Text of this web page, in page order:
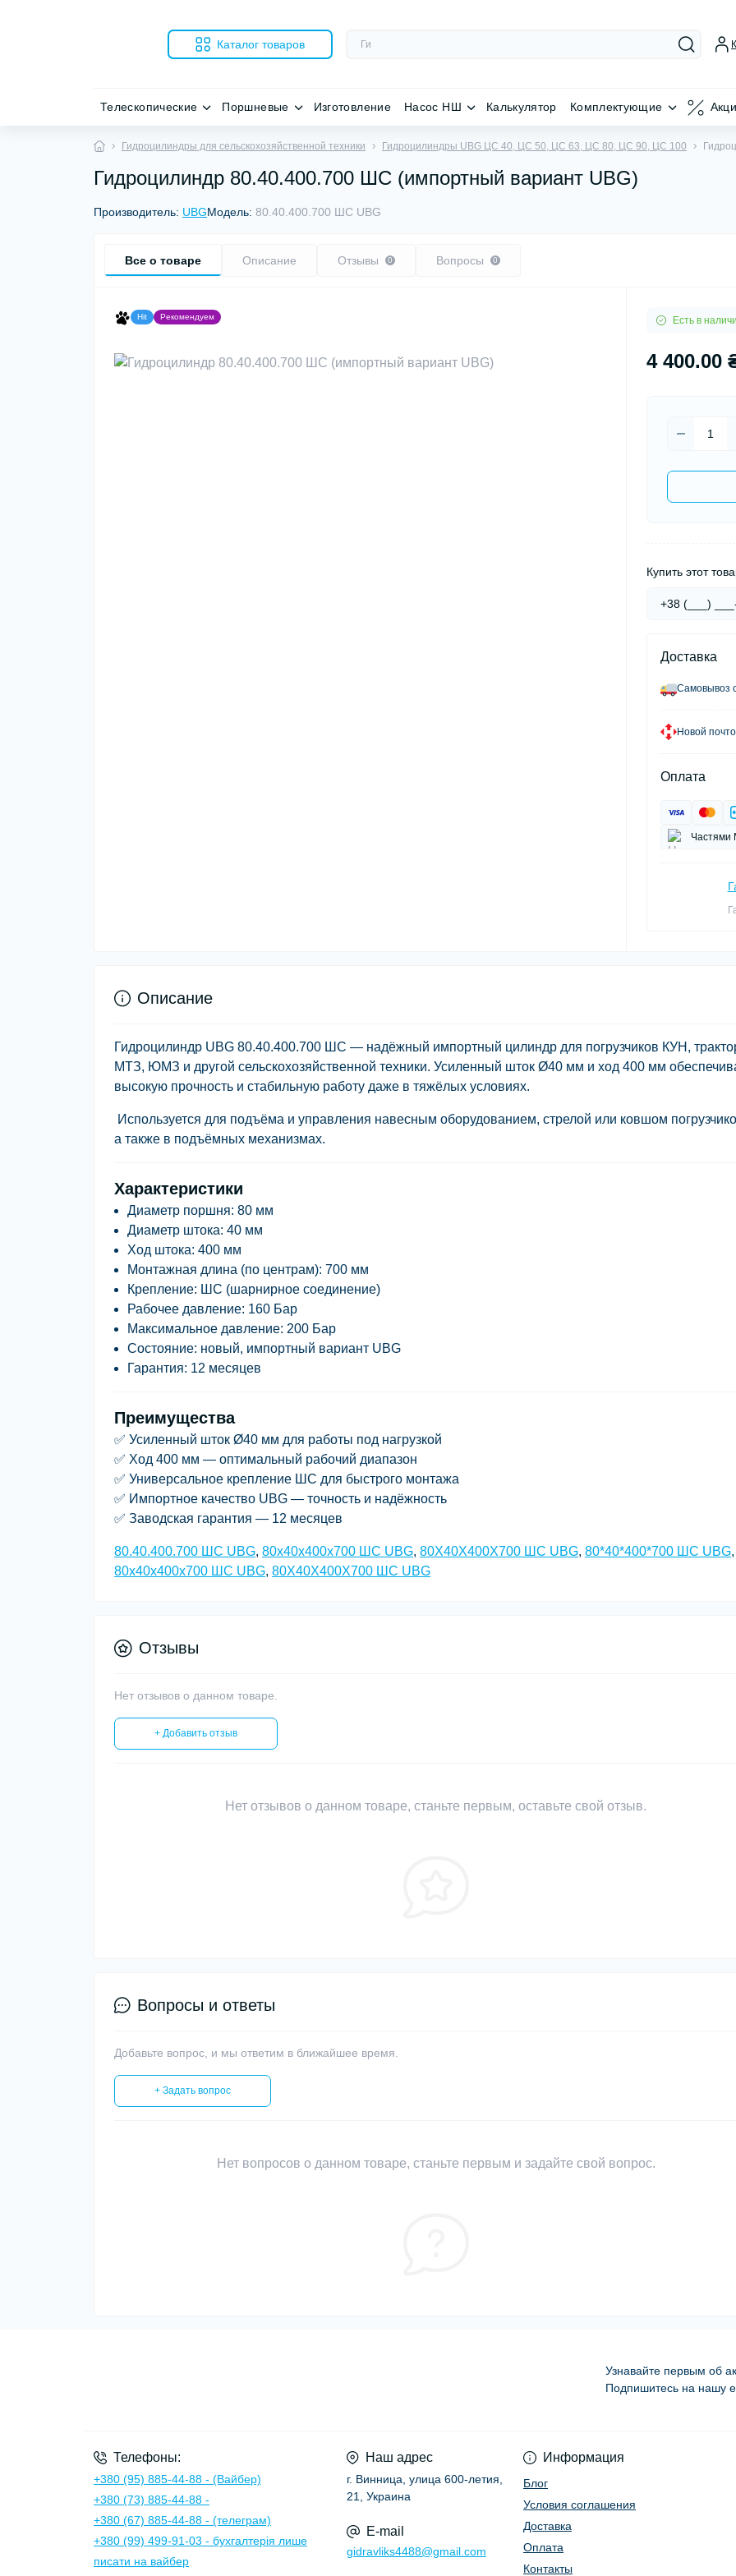
Каталог товаров
Телескопические Поршневые Изготовление Насос НШ Калькулятор Комплектующие
Гидроцилиндры для сельскохозяйственной техники Гидроцилиндры UBG ЦС 40, ЦС 50, ЦС 63, ЦС 80, ЦС 90, ЦС 100
Гидроцилиндр 80.40.400.700 ШС (импортный вариант UBG)
Производитель: UBGМодель: 80.40.400.700 ШС UBG
Все о товаре Описание Отзывы 0 Вопросы 0
Hit Рекомендуем Есть в
4 400.00
Купить этот
Доставка
Самовывоз
Новой
Оплата
Частями
Описание
Гидроцилиндр UBG 80.40.400.700 ШС — надёжный импортный цилиндр для погрузчиков КУН,
МТЗ, ЮМЗ и другой сельскохозяйственной техники. Усиленный шток Ø40 мм и ход 400 мм
высокую прочность и стабильную работу даже в тяжёлых условиях.
Используется для подъёма и управления навесным оборудованием, стрелой или ковшом
а также в подъёмных механизмах.
Характеристики
Диаметр поршня: 80 мм
Диаметр штока: 40 мм
Ход штока: 400 мм
Монтажная длина (по центрам): 700 мм
Крепление: ШС (шарнирное соединение)
Рабочее давление: 160 Бар
Максимальное давление: 200 Бар
Состояние: новый, импортный вариант UBG
Гарантия: 12 месяцев
Преимущества
✅ Усиленный шток Ø40 мм для работы под нагрузкой
✅ Ход 400 мм — оптимальный рабочий диапазон
✅ Универсальное крепление ШС для быстрого монтажа
✅ Импортное качество UBG — точность и надёжность
✅ Заводская гарантия — 12 месяцев
80.40.400.700 ШС UBG, 80x40x400x700 ШС UBG, 80X40X400X700 ШС UBG, 80*40*400*700 ШС UBG,
80х40х400х700 ШС UBG, 80Х40Х400Х700 ШС UBG
Отзывы
Нет отзывов о данном товаре.
+ Добавить отзыв
Нет отзывов о данном товаре, станьте первым, оставьте свой отзыв.
Вопросы и ответы
Добавьте вопрос, и мы ответим в ближайшее время.
+ Задать вопрос
Нет вопросов о данном товаре, станьте первым и задайте свой вопрос.
Узнавайте первым об
Подпишитесь на нашу
Телефоны:
+380 (95) 885-44-88 - (Вайбер)
+380 (73) 885-44-88 -
+380 (67) 885-44-88 - (телеграм)
+380 (99) 499-91-03 - бухгалтерія лише
писати на вайбер
Наш адрес
г. Винница, улица 600-летия,
21, Украина
E-mail
gidravliks4488@gmail.com
Информация
Блог
Условия соглашения
Доставка
Оплата
Контакты